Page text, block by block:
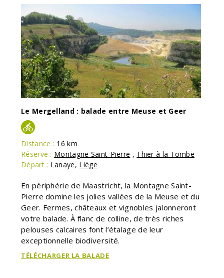
Le Mergelland : balade entre Meuse et Geer
Distance : 16 km
Réserve : Montagne Saint-Pierre , Thier à la Tombe
Départ : Lanaye, Liège
En périphérie de Maastricht, la Montagne Saint-
Pierre domine les jolies vallées de la Meuse et du
Geer. Fermes, châteaux et vignobles jalonneront
votre balade. À flanc de colline, de très riches
pelouses calcaires font l’étalage de leur
exceptionnelle biodiversité.
TÉLÉCHARGER LA BALADE